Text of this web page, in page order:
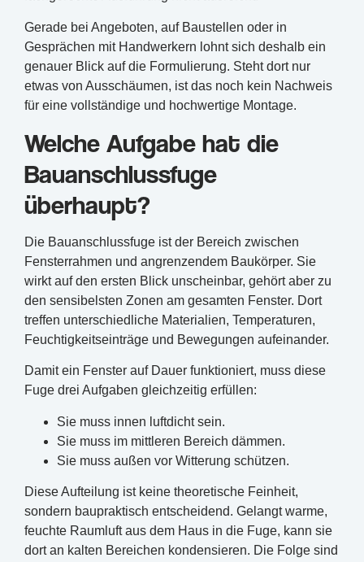
Gerade bei Angeboten, auf Baustellen oder in
Gesprächen mit Handwerkern lohnt sich deshalb ein
genauer Blick auf die Formulierung. Steht dort nur
etwas von Ausschäumen, ist das noch kein Nachweis
für eine vollständige und hochwertige Montage.
Welche Aufgabe hat die
Bauanschlussfuge
überhaupt?
Die Bauanschlussfuge ist der Bereich zwischen
Fensterrahmen und angrenzendem Baukörper. Sie
wirkt auf den ersten Blick unscheinbar, gehört aber zu
den sensibelsten Zonen am gesamten Fenster. Dort
treffen unterschiedliche Materialien, Temperaturen,
Feuchtigkeitseinträge und Bewegungen aufeinander.
Damit ein Fenster auf Dauer funktioniert, muss diese
Fuge drei Aufgaben gleichzeitig erfüllen:
Sie muss innen luftdicht sein.
Sie muss im mittleren Bereich dämmen.
Sie muss außen vor Witterung schützen.
Diese Aufteilung ist keine theoretische Feinheit,
sondern baupraktisch entscheidend. Gelangt warme,
feuchte Raumluft aus dem Haus in die Fuge, kann sie
dort an kalten Bereichen kondensieren. Die Folge sind